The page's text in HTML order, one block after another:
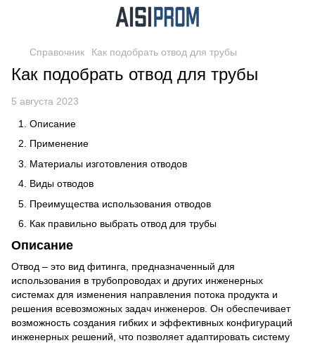
Справочник Как подобрать отвод для трубы
Как подобрать отвод для трубы
5 августа 2023
Описание
Применение
Материалы изготовления отводов
Виды отводов
Преимущества использования отводов
Как правильно выбрать отвод для трубы
Описание
Отвод – это вид фитинга, предназначенный для
использования в трубопроводах и других инженерных
системах для изменения направления потока продукта и
решения всевозможных задач инженеров. Он обеспечивает
возможность создания гибких и эффективных конфигураций
инженерных решений, что позволяет адаптировать систему